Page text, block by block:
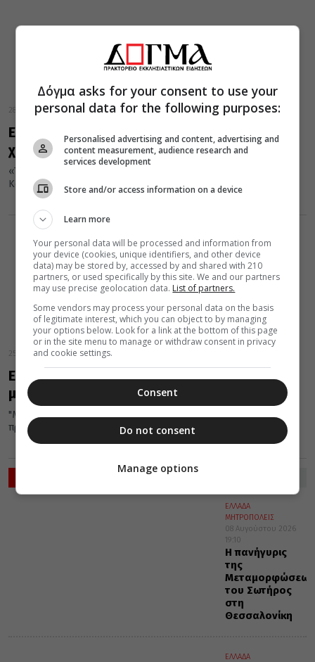
28 Μαρτίου 2017
Είκοσι φράσεις του Ευαγγελίου που όλοι
χρησιμοποιούμε!
«Το μεν πνεύμα πρόθυμον, η δε σαρξ ασθενής, Από τον Αννα στον
Καϊάφα, Συ είπας», είναι κάποιες μόνο κάποιες...
25 Φεβρουαρίου 2016
Ευαγγελικές φράσεις στην καθημερινότητά
μας!
"Μετά βαΐων και κλάδων, μωρές παρθένες, Το μεν πνεύμα
πρόθυμον, η δε σαρξ ασθενής, Από τον Αννα στον Καϊάφα,...
ΕΛΛΑΔΑ
ΜΗΤΡΟΠΟΛΕΙΣ
08 Αυγούστου 2026
19:10
Η πανήγυρις
της
Μεταμορφώσεως
του Σωτήρος
στη
Θεσσαλονίκη
ΕΛΛΑΔΑ
Δόγμα asks for your consent to use your
personal data for the following purposes:
Personalised advertising and content, advertising and
content measurement, audience research and
services development
Store and/or access information on a device
Learn more
Your personal data will be processed and information from
your device (cookies, unique identifiers, and other device
data) may be stored by, accessed by and shared with 210
partners, or used specifically by this site. We and our partners
may use precise geolocation data. List of partners.
Some vendors may process your personal data on the basis
of legitimate interest, which you can object to by managing
your options below. Look for a link at the bottom of this page
or in the site menu to manage or withdraw consent in privacy
and cookie settings.
Consent
Do not consent
Manage options